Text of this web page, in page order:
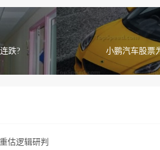
跌? 小鹏汽车股票
估逻辑研判